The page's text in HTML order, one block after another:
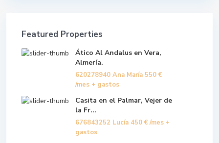
Featured Properties
Ático Al Andalus en Vera,
Almería.
620278940 Ana María 550 €
/mes + gastos
Casita en el Palmar, Vejer de
la Fr...
676843252 Lucía 450 € /mes +
gastos